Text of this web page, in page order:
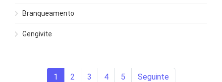
Branqueamento
Gengivite
1 2 3 4 5 Seguinte